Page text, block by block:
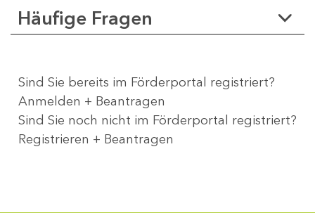
Häufige Fragen
Sind Sie bereits im Förderportal registriert?
Anmelden + Beantragen
Sind Sie noch nicht im Förderportal registriert?
Registrieren + Beantragen